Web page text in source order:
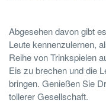
Abgesehen davon gibt
Leute kennenzulernen,
Reihe von Trinkspielen
Eis zu brechen und die
bringen. Genießen Sie
tollerer Gesellschaft.